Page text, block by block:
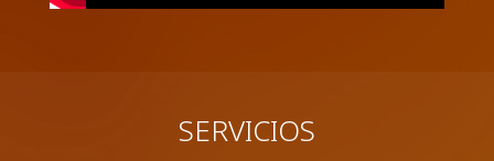
SERVICIOS